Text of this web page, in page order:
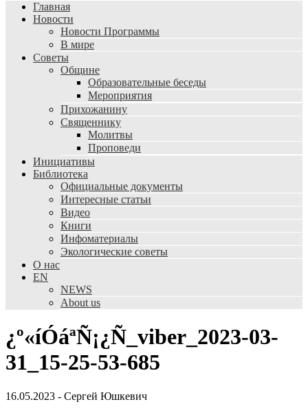
Главная
Новости
Новости Программы
В мире
Советы
Общине
Образовательные беседы
Мероприятия
Прихожанину
Священнику
Молитвы
Проповеди
Инициативы
Библиотека
Официальные документы
Интересные статьи
Видео
Книги
Инфоматериалы
Экологические советы
О нас
EN
NEWS
About us
¿º«íÓáªÑ¡¿Ñ_viber_2023-03-
31_15-25-53-685
16.05.2023 - Сергей Юшкевич